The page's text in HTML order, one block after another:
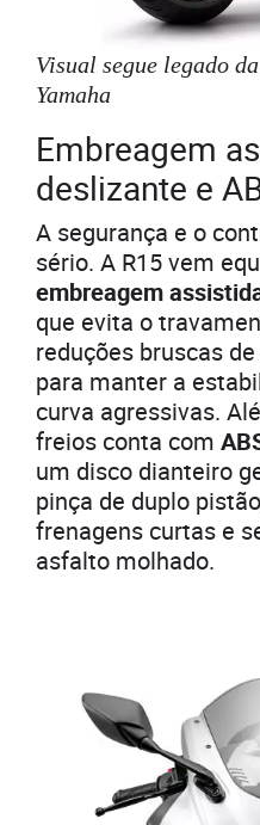
Visual segue legado
Yamaha
Embreagem
deslizante e
A segurança e o
sério. A R15 vem
embreagem
que evita o
reduções bruscas
para manter a
curva agressivas.
freios conta com
um disco dianteiro
pinça de duplo
frenagens curtas e
asfalto molhado.